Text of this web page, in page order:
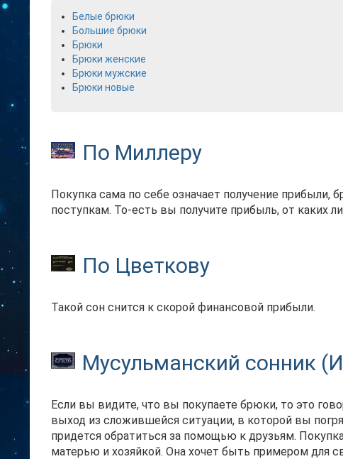
Белые брюки
Большие брюки
Брюки
Брюки женские
Брюки мужские
Брюки новые
По Миллеру
Покупка сама по себе означает получение
поступкам. То-есть вы получите прибыль, от каких
По Цветкову
Такой сон снится к скорой финансовой прибыли.
Мусульманский сонник
Если вы видите, что вы покупаете брюки, то это
выход из сложившейся ситуации, в которой вы
придется обратиться за помощью к друзьям.
матерью и хозяйкой. Она хочет быть примером для